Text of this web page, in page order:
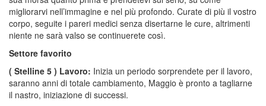
migliorarvi nell’immagine e nel più profondo. Curate di più il vostro
corpo, seguite i pareri medici senza disertarne le cure, altrimenti
niente ne sarà valso se continuerete così.
Settore favorito
( Stelline 5 ) Lavoro: Inizia un periodo sorprendete per il lavoro,
saranno anni di totale cambiamento, Maggio è pronto a tagliarne
il nastro, iniziazione di successi.